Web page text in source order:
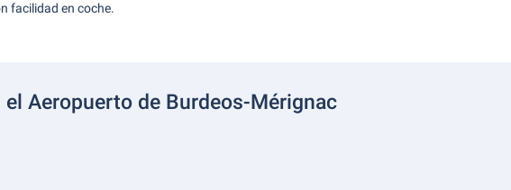
facilidad en coche.
Aeropuerto de Burdeos-Mérignac